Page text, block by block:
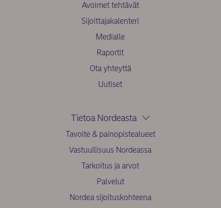
Avoimet tehtävät
Sijoittajakalenteri
Medialle
Raportit
Ota yhteyttä
Uutiset
Tietoa Nordeasta
Tavoite & painopistealueet
Vastuullisuus Nordeassa
Tarkoitus ja arvot
Palvelut
Nordea sijoituskohteena